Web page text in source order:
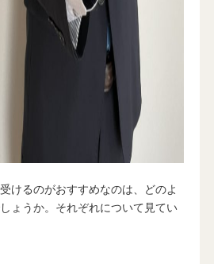
けるのがおすすめなのは、どのよ
ょうか。それぞれについて見てい